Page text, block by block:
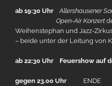
ab 19:30 Uhr
Allershausener
Open-Air Konzert
Weihenstephan und Jazz-
– beide unter der Leitung von
ab 22:30 Uhr Feuershow auf
gegen 23.00 Uhr ENDE